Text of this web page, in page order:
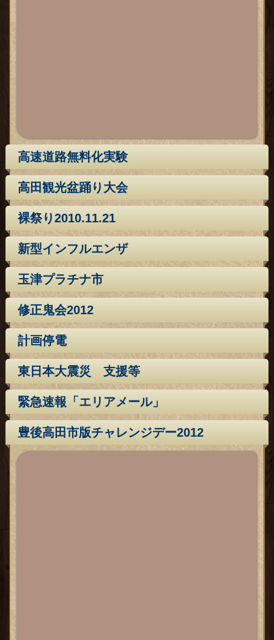
高速道路無料化実験
高田観光盆踊り大会
裸祭り2010.11.21
新型インフルエンザ
玉津プラチナ市
修正鬼会2012
計画停電
東日本大震災 支援等
緊急速報「エリアメール」
豊後高田市版チャレンジデー2012